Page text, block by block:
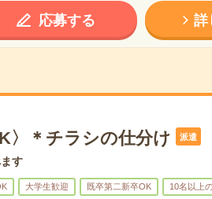
応募する 詳
〉＊チラシの仕分け 派遣
す
大学生歓迎 既卒第二新卒OK 10名以上